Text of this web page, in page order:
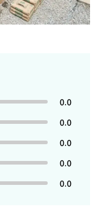
0.0
0.0
0.0
0.0
0.0